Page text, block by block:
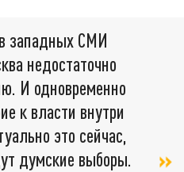
западных СМИ
недостаточно
И одновременно
к власти внутри
это сейчас,
думские выборы.